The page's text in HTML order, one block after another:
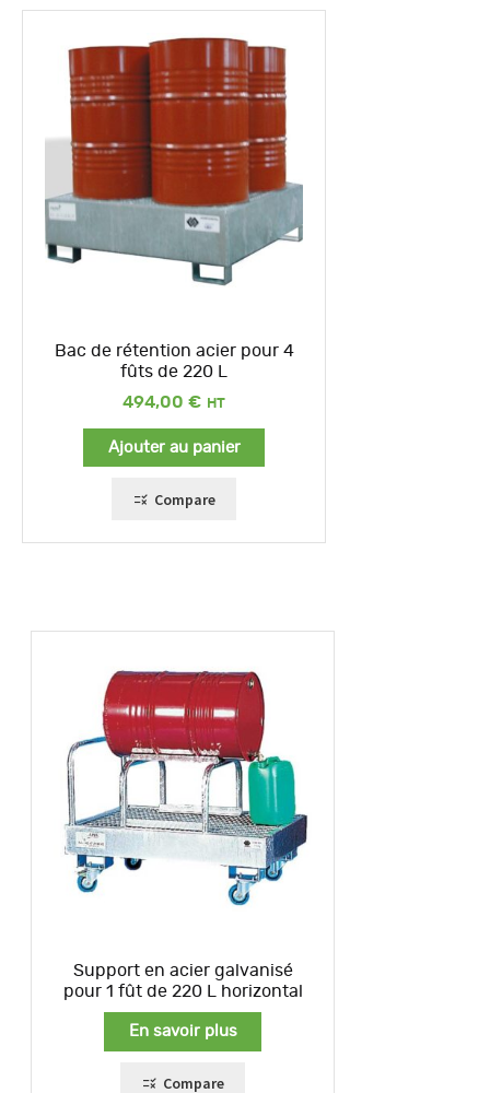
Bac de rétention acier pour 4
fûts de 220 L
494,00 €
Ajouter au panier
Compare
Support en acier galvanisé
pour 1 fût de 220 L horizontal
En savoir plus
Compare